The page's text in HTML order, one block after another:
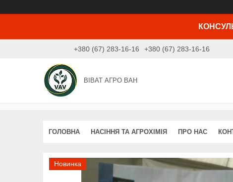
+380 (67) 283-16-16 +380 (67) 283-16-16
ВІВАТ АГРО ВАН
ГОЛОВНА НАСІННЯ ТА АГРОХІМІЯ ПРО НАС
Новинка